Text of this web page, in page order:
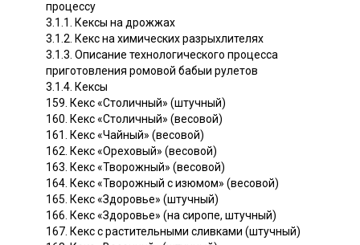
процессу
3.1.1. Кексы на дрожжах
3.1.2. Кекс на химических разрыхлителях
3.1.3. Описание технологического процесса
приготовления ромовой бабыи рулетов
3.1.4. Кексы
159. Кекс «Столичный» (штучный)
160. Кекс «Столичный» (весовой)
161. Кекс «Чайный» (весовой)
162. Кекс «Ореховый» (весовой)
163. Кекс «Творожный» (весовой)
164. Кекс «Творожный с изюмом» (весовой)
165. Кекс «Здоровье» (штучный)
166. Кекс «Здоровье» (на сиропе, штучный)
167. Кекс с растительными сливками (штучный)